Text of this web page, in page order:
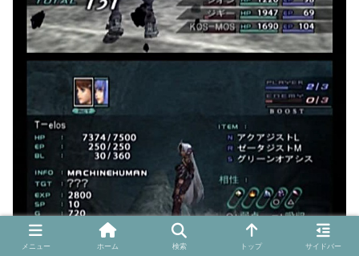
メニュー ホーム 検索 トップ サイドバー